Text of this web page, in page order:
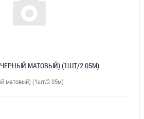
МАТОВЫЙ) (1ШТ/2.05М)
матовый) (1шт/2.05м)